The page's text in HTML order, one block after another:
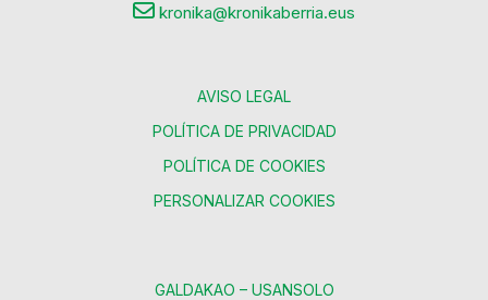
kronika@kronikaberria.eus
AVISO LEGAL
POLÍTICA DE PRIVACIDAD
POLÍTICA DE COOKIES
PERSONALIZAR COOKIES
GALDAKAO – USANSOLO